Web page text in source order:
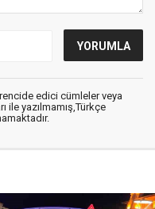
edici cümleler veya
ile yazılmamış,Türkçe